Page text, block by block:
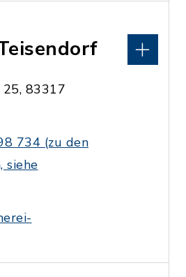
83317
734 (zu den
siehe